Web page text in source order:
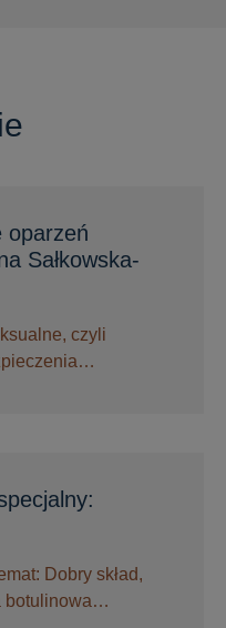
oparzeń
Sałkowska-
czyli
Dobry skład,
botulinowa…